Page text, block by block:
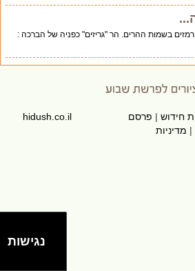
בשמות ההרים. הר "גריזים" כפניה של הברכה :
|פרסם
hidush.co.il
נגישות